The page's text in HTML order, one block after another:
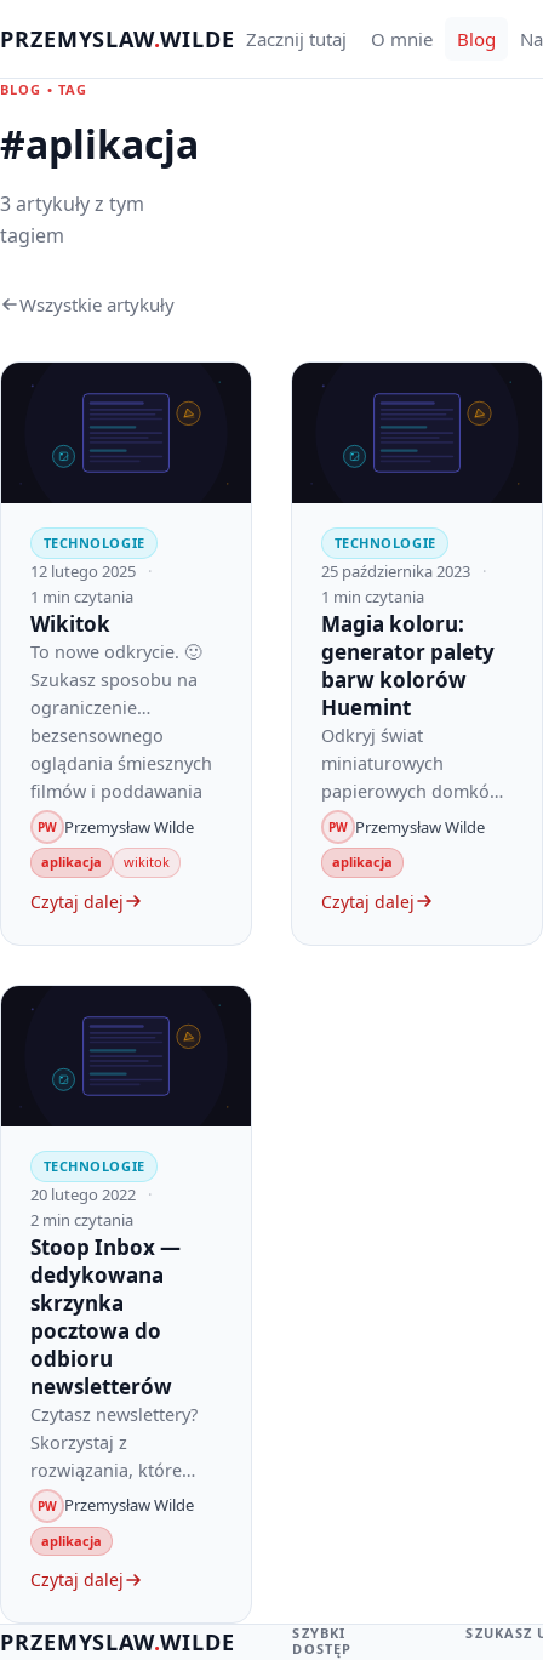
PRZEMYSLAW.WILDE Zacznij tutaj O mnie Blog
BLOG • TAG
#aplikacja
3 artykuły z tym
tagiem
Wszystkie artykuły
TECHNOLOGIE
12 lutego 2025
1 min czytania
Wikitok
To nowe odkrycie. 🙂
Szukasz sposobu na
ograniczenie
bezsensownego
oglądania śmiesznych
filmów i poddawania
się algorytmom?
Ciekawym
rozwiązaniem może
być…
PW Przemysław Wilde
aplikacja wikitok
Czytaj dalej
TECHNOLOGIE
25 października 2023
1 min czytania
Magia koloru:
generator palety
barw kolorów
Huemint
Odkryj świat
miniaturowych
papierowych domków
Charlesa Younga,
inspirowanych
japońskim
wzornictwem. A jeśli
PW Przemysław Wilde
aplikacja
Czytaj dalej
TECHNOLOGIE
20 lutego 2022
2 min czytania
Stoop Inbox —
dedykowana
skrzynka
pocztowa do
odbioru
newsletterów
Czytasz newslettery?
Skorzystaj z
rozwiązania, które
pomoże Ci zachować
porządek w Twojej
skrzynce pocztowej.
PW Przemysław Wilde
aplikacja
Czytaj dalej
PRZEMYSLAW.WILDE
SZYBKI
DOSTĘP
SZUKASZ